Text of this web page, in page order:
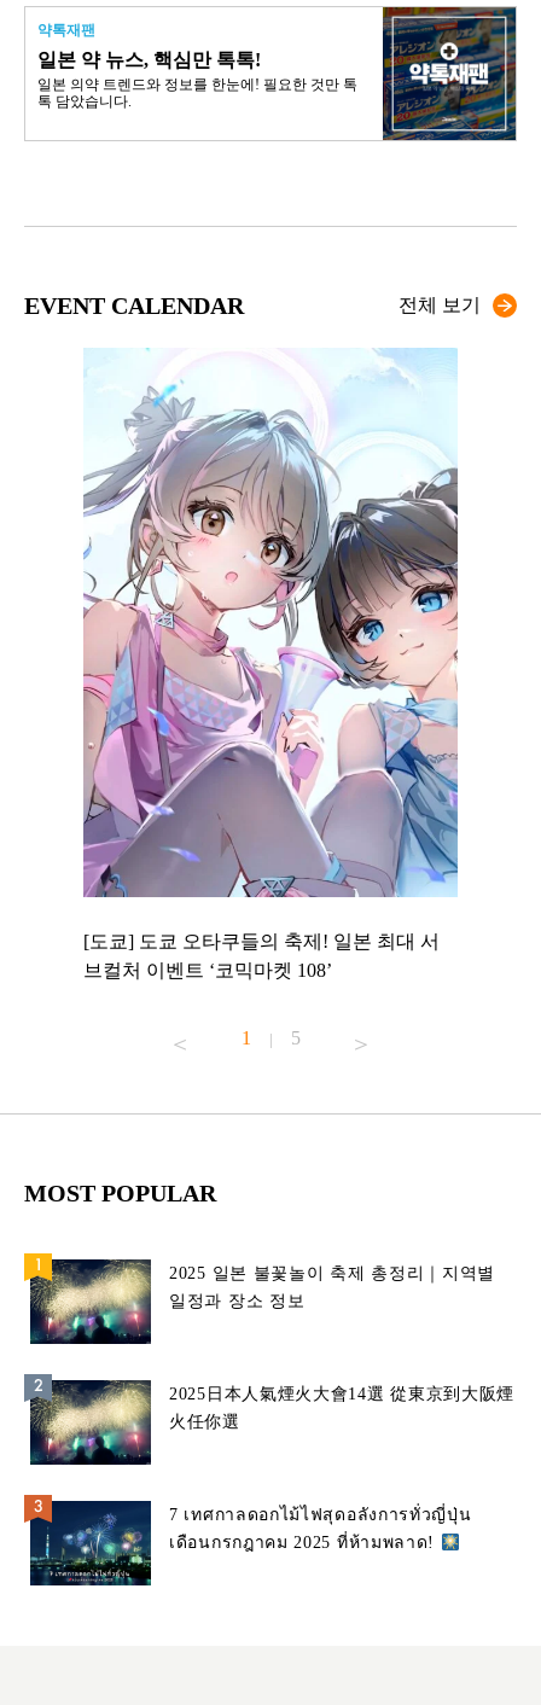
약톡재팬
일본 약 뉴스, 핵심만 톡톡!
일본 의약 트렌드와 정보를 한눈에! 필요한 것만 톡
톡 담았습니다.
EVENT CALENDAR 전체 보기
[도쿄] 도쿄 오타쿠들의 축제! 일본 최대 서
브컬처 이벤트 ‘코믹마켓 108’
1 | 5
MOST POPULAR
2025 일본 불꽃놀이 축제 총정리｜지역별
일정과 장소 정보
2025日本人氣煙火大會14選 從東京到大阪煙
火任你選
7 เทศกาลดอกไม้ไฟสุดอลังการทั่วญี่ปุ่น
เดือนกรกฎาคม 2025 ที่ห้ามพลาด!